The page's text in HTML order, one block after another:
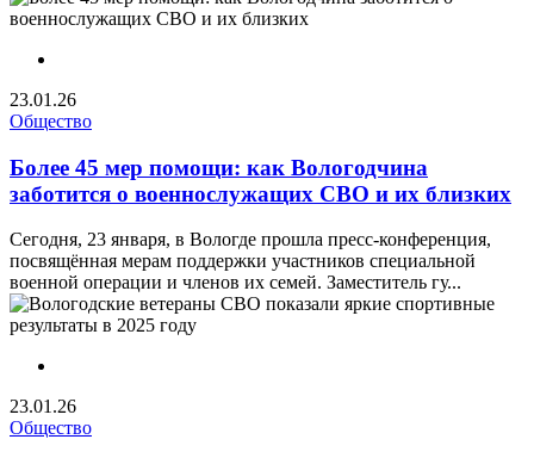
23.01.26
Общество
Более 45 мер помощи: как Вологодчина
заботится о военнослужащих СВО и их близких
Сегодня, 23 января, в Вологде прошла пресс-конференция,
посвящённая мерам поддержки участников специальной
военной операции и членов их семей. Заместитель гу...
23.01.26
Общество